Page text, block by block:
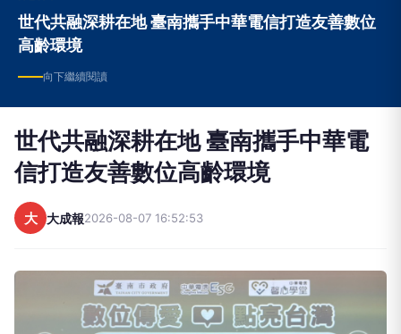
世代共融深耕在地 臺南攜手中華電信打造友善數位
高齡環境
向下繼續閱讀
世代共融深耕在地 臺南攜手中華電
信打造友善數位高齡環境
大 大成報2026-08-07 16:52:53